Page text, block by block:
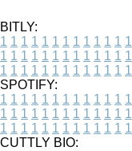
BITLY:
1 1 1 1 1 1 1 1 1 1 1 1 1
1 1 1 1 1 1 1 1 1 1 1 1 1
1 1 1 1 1 1 1 1 1 1 1 1 1
SPOTIFY:
1 1 1 1 1 1 1 1 1 1 1 1 1
1 1 1 1 1 1 1 1 1 1 1 1 1
1 1 1 1 1 1 1 1 1 1 1 1 1
CUTTLY BIO: